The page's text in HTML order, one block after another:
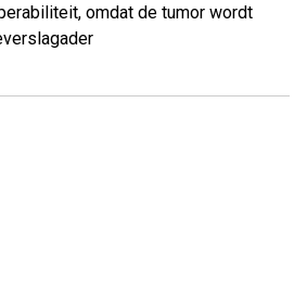
omdat de tumor wordt